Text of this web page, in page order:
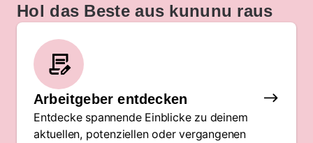
Hol das Beste aus kununu raus
Arbeitgeber entdecken
Entdecke spannende Einblicke zu deinem
aktuellen, potenziellen oder vergangenen